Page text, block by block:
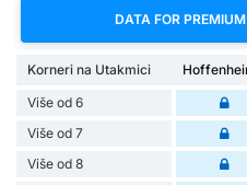
DATA FOR
Korneri na Utakmici
Više od 6
Više od 7
Više od 8